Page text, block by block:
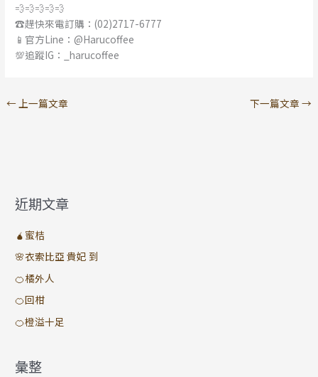
💨💨💨💨💨
☎️趕快來電訂購：(02)2717-6777
📱官方Line：@Harucoffee
💯追蹤IG：_harucoffee
←上一篇文章 下一篇文章 →
近期文章
🧉蜜桔
🌸衣索比亞 貴妃 到
🍊橘外人
🍊回柑
🍊橙溢十足
彙整